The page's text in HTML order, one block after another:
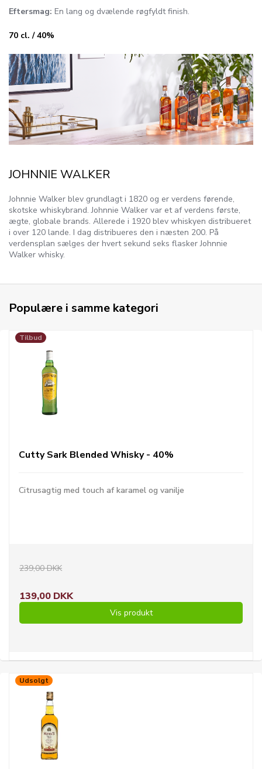
Eftersmag: En lang og dvælende røgfyldt finish.
70 cl. / 40%
JOHNNIE WALKER
Johnnie Walker blev grundlagt i 1820 og er verdens førende,
skotske whiskybrand. Johnnie Walker var et af verdens første,
ægte, globale brands. Allerede i 1920 blev whiskyen distribueret
i over 120 lande. I dag distribueres den i næsten 200. På
verdensplan sælges der hvert sekund seks flasker Johnnie
Walker whisky.
Populære i samme kategori
Tilbud
Cutty Sark Blended Whisky - 40%
Citrusagtig med touch af karamel og vanilje
239,00 DKK
139,00 DKK
Vis produkt
Udsolgt